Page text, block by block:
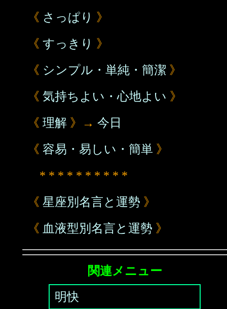
《 さっぱり 》
《 すっきり 》
《 シンプル・単純・簡潔 》
《 気持ちよい・心地よい 》
《 理解 》→ 今日
《 容易・易しい・簡単 》
* * * * * * * * * *
《 星座別名言と運勢 》
《 血液型別名言と運勢 》
関連メニュー
明快